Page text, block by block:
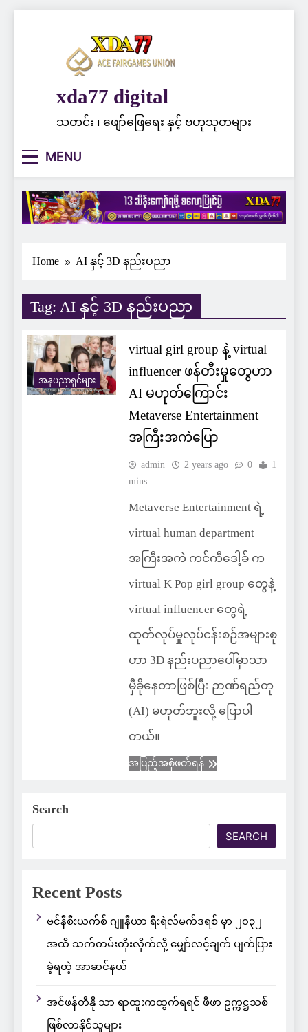
xda77 digital
သတင်း ၊ ဖျော်ဖြေရေး နှင့် ဗဟုသုတများ
MENU
Home AI နှင့် 3D နည်းပညာ
Tag: AI နှင့် 3D နည်းပညာ
အနုပညာရှင်များ
virtual girl group နဲ့ virtual
influencer ဖန်တီးမှုတွေဟာ
AI မဟုတ်ကြောင်း
Metaverse Entertainment
အကြီးအကဲပြော
admin 2 years ago 0
1
mins
Metaverse Entertainment ရဲ့
virtual human department
အကြီးအကဲ ကင်ကီဒေါ့ခ် က
virtual K Pop girl group တွေနဲ့
virtual influencer တွေရဲ့
ထုတ်လုပ်မှုလုပ်ငန်းစဉ်အများစု
ဟာ 3D နည်းပညာပေါ်မှာသာ
မှီခိုနေတာဖြစ်ပြီး ဉာဏ်ရည်တု
(AI) မဟုတ်ဘူးလို့ ပြောပါ
တယ်။
အပြည့်အစုံဖတ်ရန်
Search
SEARCH
Recent Posts
ဗင်နီစီးယက်စ် ဂျူနီယာ ရီးရဲလ်မက်ဒရစ် မှာ ၂၀၃၂
အထိ သက်တမ်းတိုးလိုက်လို့ မျှော်လင့်ချက် ပျက်ပြား
ခဲ့ရတဲ့ အာဆင်နယ်
အင်ဖန်တီနို သာ ရာထူးကထွက်ရရင် ဖီဖာ ဥက္ကဋ္ဌသစ်
ဖြစ်လာနိုင်သူများ